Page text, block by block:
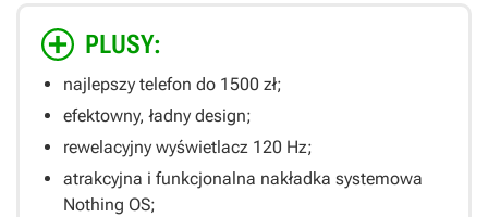
PLUSY:
najlepszy telefon do 1500 zł;
efektowny, ładny design;
rewelacyjny wyświetlacz 120 Hz;
atrakcyjna i funkcjonalna nakładka systemowa
Nothing OS;